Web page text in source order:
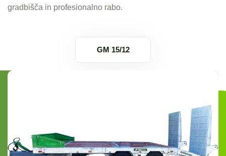
gradbišča in profesionalno rabo.
GM 15/12